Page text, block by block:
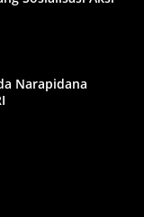
Narapidana